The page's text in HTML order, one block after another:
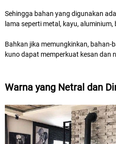
Sehingga bahan yang digunakan
lama seperti metal, kayu,
Bahkan jika memungkinkan, bahan-
kuno dapat memperkuat kesan dan
Warna yang Netral dan